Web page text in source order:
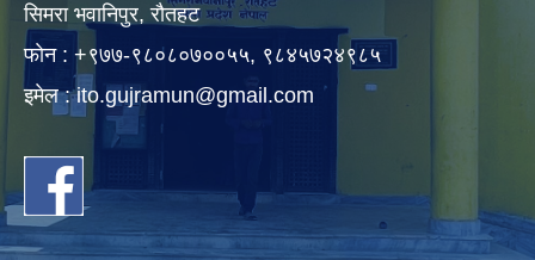
सिमरा भवानिपुर, राैतहट
फाेन : +९७७-९८०८०७००५५, ९८४५७२४९८५
इमेल :ito.gujramun@gmail.com